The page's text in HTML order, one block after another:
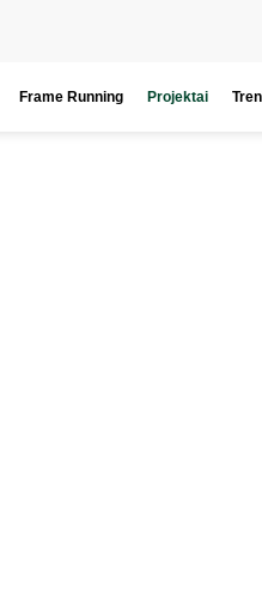
Frame Running Projektai